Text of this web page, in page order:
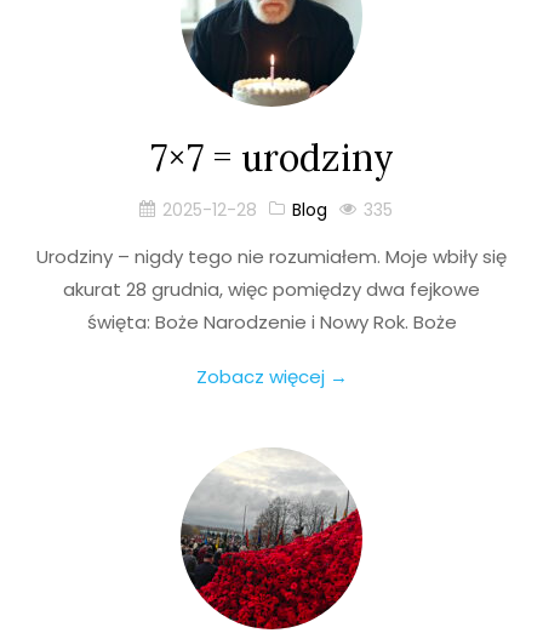
7×7 = urodziny
2025-12-28 Blog 335
Urodziny – nigdy tego nie rozumiałem. Moje wbiły się
akurat 28 grudnia, więc pomiędzy dwa fejkowe
święta: Boże Narodzenie i Nowy Rok. Boże
Zobacz więcej →